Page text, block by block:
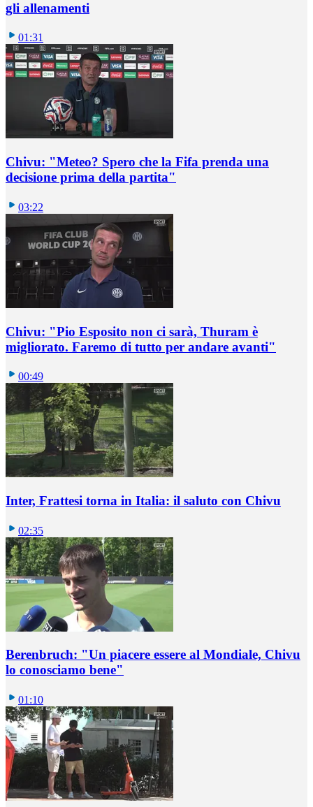
gli allenamenti
01:31
Chivu: "Meteo? Spero che la Fifa prenda una
decisione prima della partita"
03:22
Chivu: "Pio Esposito non ci sarà, Thuram è
migliorato. Faremo di tutto per andare avanti"
00:49
Inter, Frattesi torna in Italia: il saluto con Chivu
02:35
Berenbruch: "Un piacere essere al Mondiale, Chivu
lo conosciamo bene"
01:10